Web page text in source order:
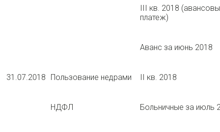
III кв. 2018
платеж)
Аванс за июнь 2018
31.07.2018 Пользование недрами II кв. 2018
НДФЛ Больничные за июль